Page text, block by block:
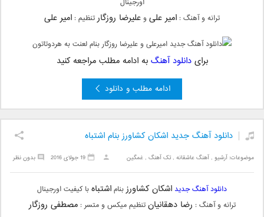
اورجینال
ترانه و آهنگ : امیر علی وعلیرضا روزگارتنظیم : امیر علی
برایدانلود آهنگ به ادامه مطلب مراجعه کنید
ادامه مطلب و دانلود
دانلود آهنگ جدید اشکان کشاورز بنام اشتباه
موضوعات:آرشیو ,آهنگ عاشقانه ,تک آهنگ ,غمگین بدون نظر 19 جولای 2016
دانلود آهنگ جدید اشکان کشاورزبناماشتباهبا کیفیت اورجینال
ترانه و آهنگ : رضا دهقانیانتنظیم میکس و متسر :مصطفی روزگار